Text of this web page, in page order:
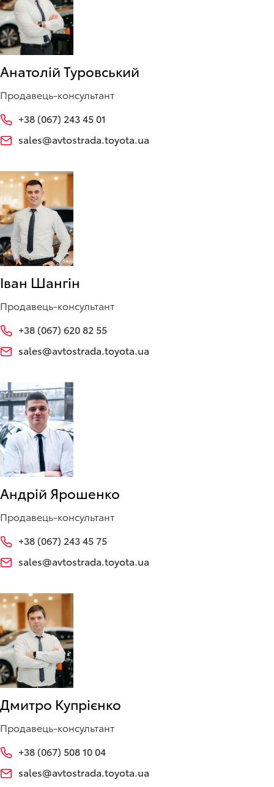
Анатолій Туровський
Продавець-консультант
+38 (067) 243 45 01
sales@avtostrada.toyota.ua
Іван Шангін
Продавець-консультант
+38 (067) 620 82 55
sales@avtostrada.toyota.ua
Андрій Ярошенко
Продавець-консультант
+38 (067) 243 45 75
sales@avtostrada.toyota.ua
Дмитро Купрієнко
Продавець-консультант
+38 (067) 508 10 04
sales@avtostrada.toyota.ua